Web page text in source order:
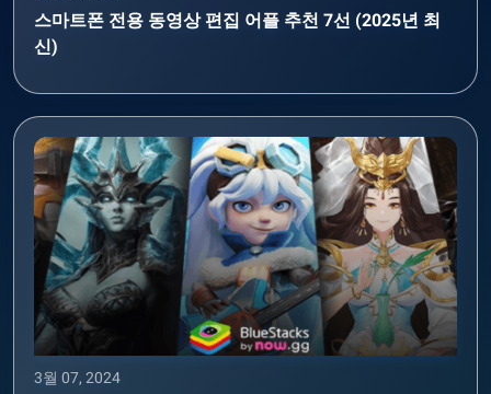
스마트폰 전용 동영상 편집 어플 추천 7선 (2025년 최
신)
3월 07, 2024